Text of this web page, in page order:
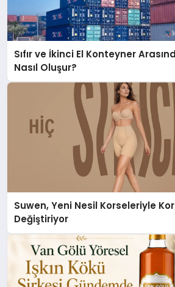
Sıfır ve İkinci El Konteyner
Nasıl Oluşur?
Suwen, Yeni Nesil Korseleriyle
Değiştiriyor